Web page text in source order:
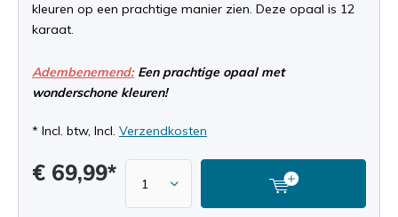
kleuren op een prachtige manier zien. Deze opaal is 12
karaat.
Adembenemend:Een prachtige opaal met
wonderschone kleuren!
* Incl. btw, Incl. Verzendkosten
€ 69,99*